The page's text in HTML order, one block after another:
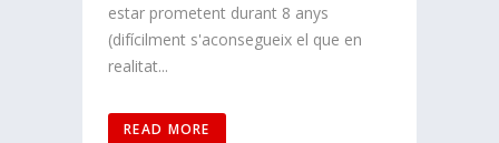
estar prometent durant 8 anys
(difícilment s'aconsegueix el que en
realitat...
READ MORE